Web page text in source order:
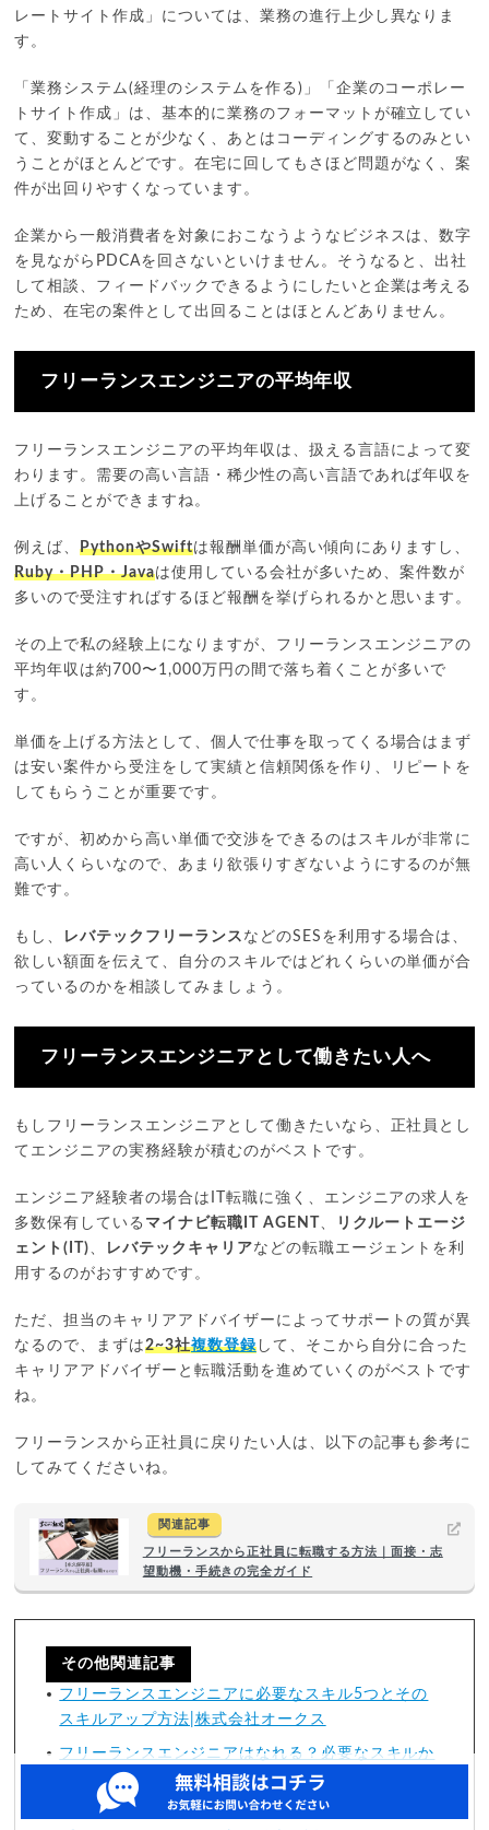
レートサイト作成」については、業務の進行上少し異なりま
す。
「業務システム(経理のシステムを作る)」「企業のコーポレー
トサイト作成」は、基本的に業務のフォーマットが確立してい
て、変動することが少なく、あとはコーディングするのみとい
うことがほとんどです。在宅に回してもさほど問題がなく、案
件が出回りやすくなっています。
企業から一般消費者を対象におこなうようなビジネスは、数字
を見ながらPDCAを回さないといけません。そうなると、出社
して相談、フィードバックできるようにしたいと企業は考える
ため、在宅の案件として出回ることはほとんどありません。
フリーランスエンジニアの平均年収
フリーランスエンジニアの平均年収は、扱える言語によって変
わります。需要の高い言語・稀少性の高い言語であれば年収を
上げることができますね。
例えば、PythonやSwiftは報酬単価が高い傾向にありますし、
Ruby・PHP・Javaは使用している会社が多いため、案件数が
多いので受注すればするほど報酬を挙げられるかと思います。
その上で私の経験上になりますが、フリーランスエンジニアの
平均年収は約700〜1,000万円の間で落ち着くことが多いで
す。
単価を上げる方法として、個人で仕事を取ってくる場合はまず
は安い案件から受注をして実績と信頼関係を作り、リピートを
してもらうことが重要です。
ですが、初めから高い単価で交渉をできるのはスキルが非常に
高い人くらいなので、あまり欲張りすぎないようにするのが無
難です。
もし、 レバテックフリーランス などのSESを利用する場合は、
欲しい額面を伝えて、自分のスキルではどれくらいの単価が合
っているのかを相談してみましょう。
フリーランスエンジニアとして働きたい人へ
もしフリーランスエンジニアとして働きたいなら、正社員とし
てエンジニアの実務経験が積むのがベストです。
エンジニア経験者の場合はIT転職に強く、エンジニアの求人を
多数保有している マイナビ転職IT AGENT、
リクルートエージ
ェント(IT)、 レバテックキャリアなどの転職エージェントを利
用するのがおすすめです。
ただ、担当のキャリアアドバイザーによってサポートの質が異
なるので、まずは2~3社複数登録して、そこから自分に合った
キャリアアドバイザーと転職活動を進めていくのがベストです
ね。
フリーランスから正社員に戻りたい人は、以下の記事も参考に
してみてくださいね。
関連記事
フリーランスから正社員に転職する方法｜面接・志
望動機・手続きの完全ガイド
その他関連記事
フリーランスエンジニアに必要なスキル5つとその
スキルアップ方法|株式会社オークス
フリーランスエンジニアはなれる？必要なスキルか
ら年収・使うべきエージェントまで徹底解
説|MediaStar